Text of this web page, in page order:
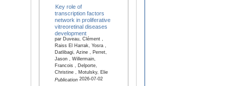
Key role of
transcription factors
network in proliferative
vitreoretinal diseases
development
par Duveau, Clément ,
Raiss El Harrak, Yosra ,
Datlibagi, Azine , Perret,
Jason , Willermain,
Francois , Delporte,
Christine , Motulsky, Elie
Publication2026-07-02